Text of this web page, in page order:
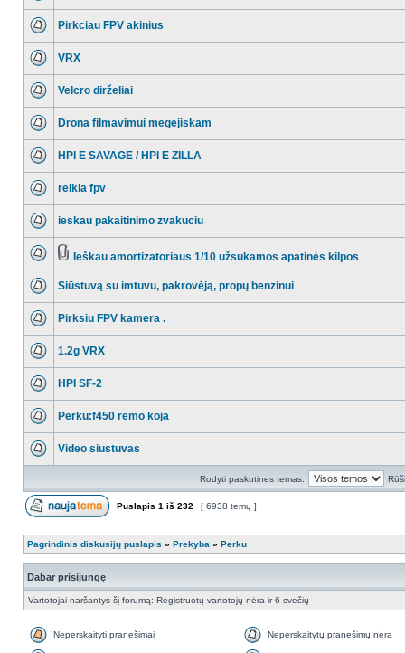
Pirkciau FPV akinius
VRX
Velcro dirželiai
Drona filmavimui megejiskam
HPI E SAVAGE / HPI E ZILLA
reikia fpv
ieskau pakaitinimo zvakuciu
Ieškau amortizatoriaus 1/10 užsukamos apatinės kilpos
Siūstuvą su imtuvu, pakrovėją, propų benzinui
Pirksiu FPV kamera .
1.2g VRX
HPI SF-2
Perku:f450 remo koja
Video siustuvas
Rodyti paskutines temas:
Puslapis 1 iš 232 [ 6938 temų ]
Pagrindinis diskusijų puslapis » Prekyba » Perku
Dabar prisijungę
Vartotojai naršantys šį forumą: Registruotų vartotojų nėra ir 6 svečių
Neperskaityti pranešimai Neperskaitytų pranešimų nėra